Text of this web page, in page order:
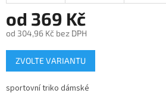
od 369 Kč
od 304,96 Kč bez DPH
Měrná
cena:
ZVOLTE VARIANTU
sportovní triko dámské